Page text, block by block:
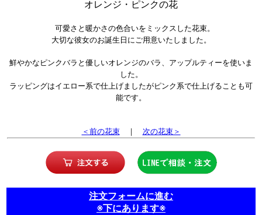
オレンジ・ピンクの花
可愛さと暖かさの色合いをミックスした花束。
大切な彼女のお誕生日にご用意いたしました。
鮮やかなピンクバラと優しいオレンジのバラ、アップルティーを使いま
した。
ラッピングはイエロー系で仕上げましたがピンク系で仕上げることも可
能です。
＜前の花束｜ 次の花束＞
注文フォームに進む
※下にあります※